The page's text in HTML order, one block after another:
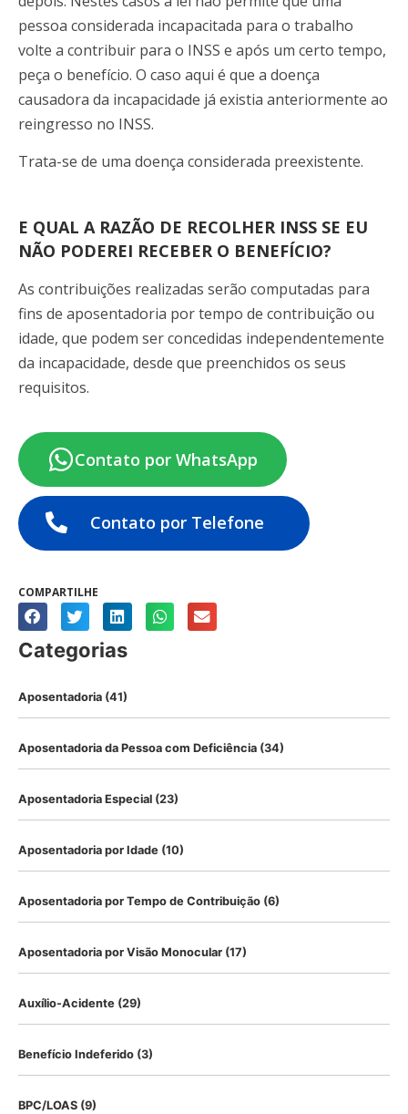
pessoa considerada incapacitada para o trabalho
volte a contribuir para o INSS e após um certo tempo,
peça o benefício. O caso aqui é que a doença
causadora da incapacidade já existia anteriormente ao
reingresso no INSS.
Trata-se de uma doença considerada preexistente.
E QUAL A RAZÃO DE RECOLHER INSS SE EU
NÃO PODEREI RECEBER O BENEFÍCIO?
As contribuições realizadas serão computadas para
fins de aposentadoria por tempo de contribuição ou
idade, que podem ser concedidas independentemente
da incapacidade, desde que preenchidos os seus
requisitos.
Contato por WhatsApp
Contato por Telefone
COMPARTILHE
Categorias
Aposentadoria (41)
Aposentadoria da Pessoa com Deficiência (34)
Aposentadoria Especial (23)
Aposentadoria por Idade (10)
Aposentadoria por Tempo de Contribuição (6)
Aposentadoria por Visão Monocular (17)
Auxílio-Acidente (29)
Benefício Indeferido (3)
BPC/LOAS (9)